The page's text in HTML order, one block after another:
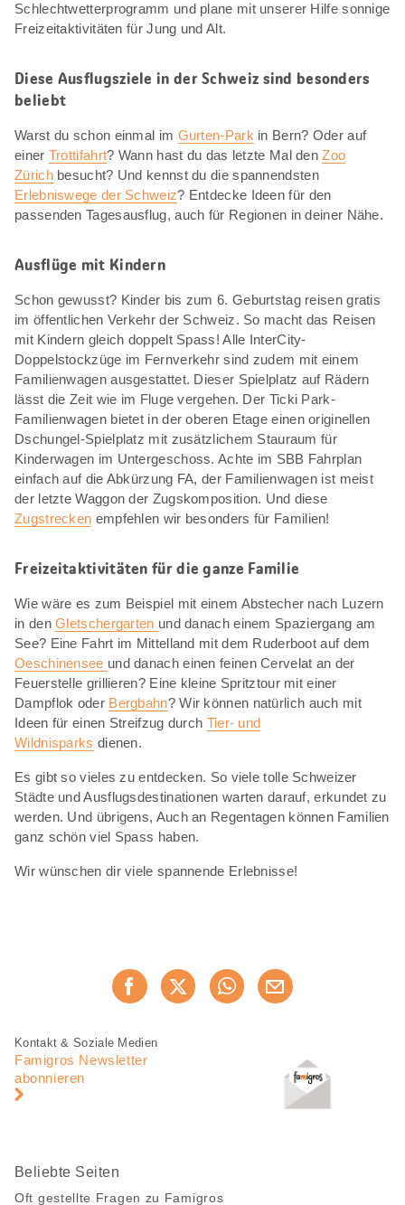
Schlechtwetterprogramm und plane mit unserer Hilfe sonnige
Freizeitaktivitäten für Jung und Alt.
Diese Ausflugsziele in der Schweiz sind besonders
beliebt
Warst du schon einmal im Gurten-Park in Bern? Oder auf
einer Trottifahrt? Wann hast du das letzte Mal denZoo
Zürichbesucht? Und kennst du die spannendsten
Erlebniswege der Schweiz? Entdecke Ideen für den
passenden Tagesausflug, auch für Regionen in deiner Nähe.
Ausflüge mit Kindern
Schon gewusst? Kinder bis zum 6. Geburtstag reisen gratis
im öffentlichen Verkehr der Schweiz. So macht das Reisen
mit Kindern gleich doppelt Spass! Alle InterCity-
Doppelstockzüge im Fernverkehr sind zudem mit einem
Familienwagen ausgestattet. Dieser Spielplatz auf Rädern
lässt die Zeit wie im Fluge vergehen. Der Ticki Park-
Familienwagen bietet in der oberen Etage einen originellen
Dschungel-Spielplatz mit zusätzlichem Stauraum für
Kinderwagen im Untergeschoss. Achte im SBB Fahrplan
einfach auf die Abkürzung FA, der Familienwagen ist meist
der letzte Waggon der Zugskomposition. Und diese
Zugstrecken empfehlen wir besonders für Familien!
Freizeitaktivitäten für die ganze Familie
Wie wäre es zum Beispiel mit einem Abstecher nach Luzern
in denGletschergarten und danach einem Spaziergang am
See? Eine Fahrt im Mittelland mit dem Ruderboot auf dem
Oeschinensee und danach einen feinen Cervelat an der
Feuerstelle grillieren? Eine kleine Spritztour mit einer
Dampflok oder Bergbahn? Wir können natürlich auch mit
Ideen für einen Streifzug durch Tier- und
Wildnisparks dienen.
Es gibt so vieles zu entdecken. So viele tolle Schweizer
Städte und Ausflugsdestinationen warten darauf, erkundet zu
werden. Und übrigens, Auch an Regentagen können Familien
ganz schön viel Spass haben.
Wir wünschen dir viele spannende Erlebnisse!
Jetzt weiterempfehlen
Fusszeile
Fusszeile
Navigation
Kontakt & Soziale Medien
Famigros Newsletter
abonnieren
Beliebte Seiten
Oft gestellte Fragen zu Famigros